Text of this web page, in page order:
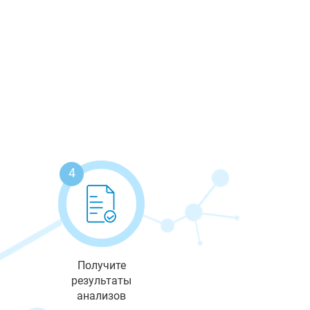
4
Получите
результаты
анализов